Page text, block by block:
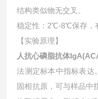
结构类似物无交叉。
稳定性：2℃-8℃保存，
【实验原理】
人抗心磷脂抗体
法测定标本中指标表达
固相抗原，可与样品中